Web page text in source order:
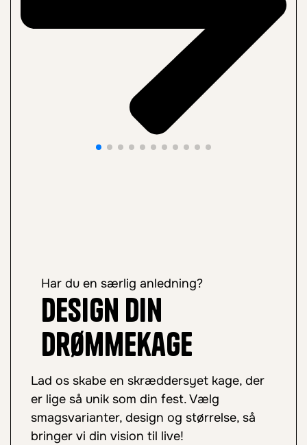
Har du en særlig anledning?
Design din
drømmekage
Lad os skabe en skræddersyet kage, der
er lige så unik som din fest. Vælg
smagsvarianter, design og størrelse, så
bringer vi din vision til live!